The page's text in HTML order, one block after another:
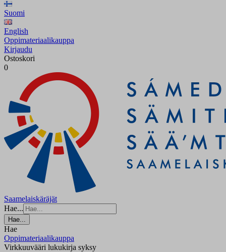
Suomi
English
Oppimateriaalikauppa
Kirjaudu
Ostoskori
0
Saamelaiskäräjät
Hae...
Hae...
Hae
Oppimateriaalikauppa
Virkkuuvääri lukukirja syksy